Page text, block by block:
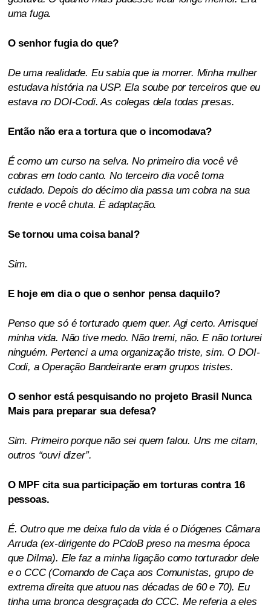
uma fuga.
O senhor fugia do que?
De uma realidade. Eu sabia que ia morrer. Minha mulher
estudava história na USP. Ela soube por terceiros que eu
estava no DOI-Codi. As colegas dela todas presas.
Então não era a tortura que o incomodava?
É como um curso na selva. No primeiro dia você vê
cobras em todo canto. No terceiro dia você toma
cuidado. Depois do décimo dia passa um cobra na sua
frente e você chuta. É adaptação.
Se tornou uma coisa banal?
Sim.
E hoje em dia o que o senhor pensa daquilo?
Penso que só é torturado quem quer. Agi certo. Arrisquei
minha vida. Não tive medo. Não tremi, não. E não torturei
ninguém. Pertenci a uma organização triste, sim. O DOI-
Codi, a Operação Bandeirante eram grupos tristes.
O senhor está pesquisando no projeto Brasil Nunca
Mais para preparar sua defesa?
Sim. Primeiro porque não sei quem falou. Uns me citam,
outros “ouvi dizer”.
O MPF cita sua participação em torturas contra 16
pessoas.
É. Outro que me deixa fulo da vida é o Diógenes Câmara
Arruda (ex-dirigente do PCdoB preso na mesma época
que Dilma). Ele faz a minha ligação como torturador dele
e o CCC (Comando de Caça aos Comunistas, grupo de
extrema direita que atuou nas décadas de 60 e 70). Eu
tinha uma bronca desgraçada do CCC. Me referia a eles